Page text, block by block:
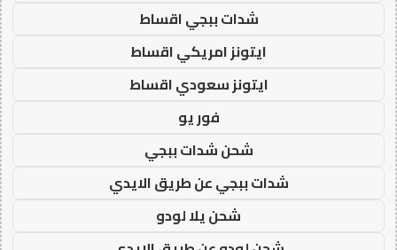
شدات ببجي اقساط
ايتونز امريكي اقساط
ايتونز سعودي اقساط
فور يو
شحن شدات ببجي
شدات ببجي عن طريق الايدي
شحن يلا لودو